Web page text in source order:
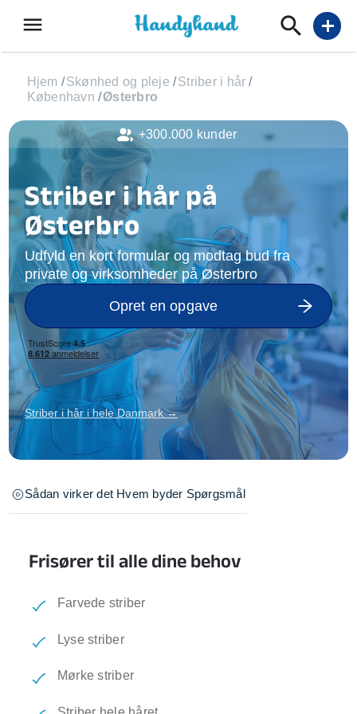
menu add
Hjem /Skønhed og pleje /Striber i hår /
København /Østerbro
Striber i hår på
Østerbro
Udfyld en kort formular og modtag bud fra
private og virksomheder på Østerbro
Opret en opgave
Striber i hår i hele Danmark →
Sådan virker det Hvem byder Spørgsmål
Frisører til alle dine behov
Farvede striber
Lyse striber
Mørke striber
+300.000 kunder